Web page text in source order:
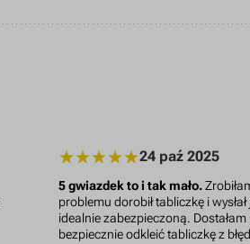
24 paź 2025
5 gwiazdek to i tak mało.
problemu dorobił tabliczkę i
idealnie zabezpieczoną.
bezpiecznie odkleić tabliczkę z